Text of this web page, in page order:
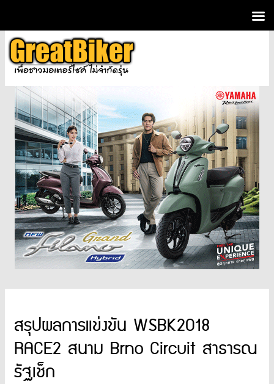
สรุปผลการแข่งขัน WSBK2018
RACE2 สนาม Brno Circuit สาธารณ
รัฐเช็ก